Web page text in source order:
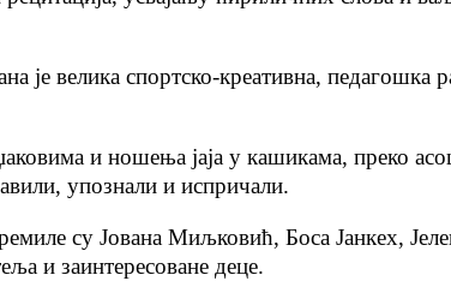
велика спортско-креативна, педагошка
и ношења јаја у кашикама, преко
упознали и испричали.
су Јована Миљковић, Боса Јанкех,
и заинтересоване деце.